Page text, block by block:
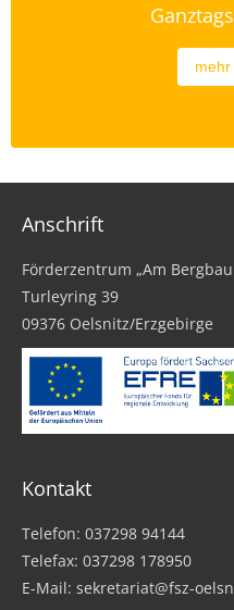
Anschrift
Förderzentrum „Am
Turleyring 39
09376 Oelsnitz/Erzgebirge
Kontakt
Telefon: 037298 94144
Telefax: 037298 178950
E-Mail: sekretariat@fsz-